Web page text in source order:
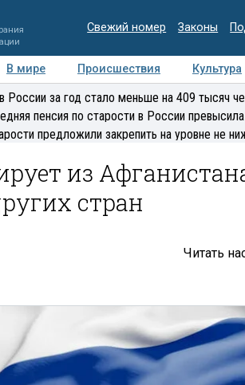
Свежий номер Законы
В мире Происшествия Культура
Медиацентр Интервью
России за год стало меньше на 409 тысяч
пенсия по старости в России
предложили закрепить на уровне не
из
стран
Читать